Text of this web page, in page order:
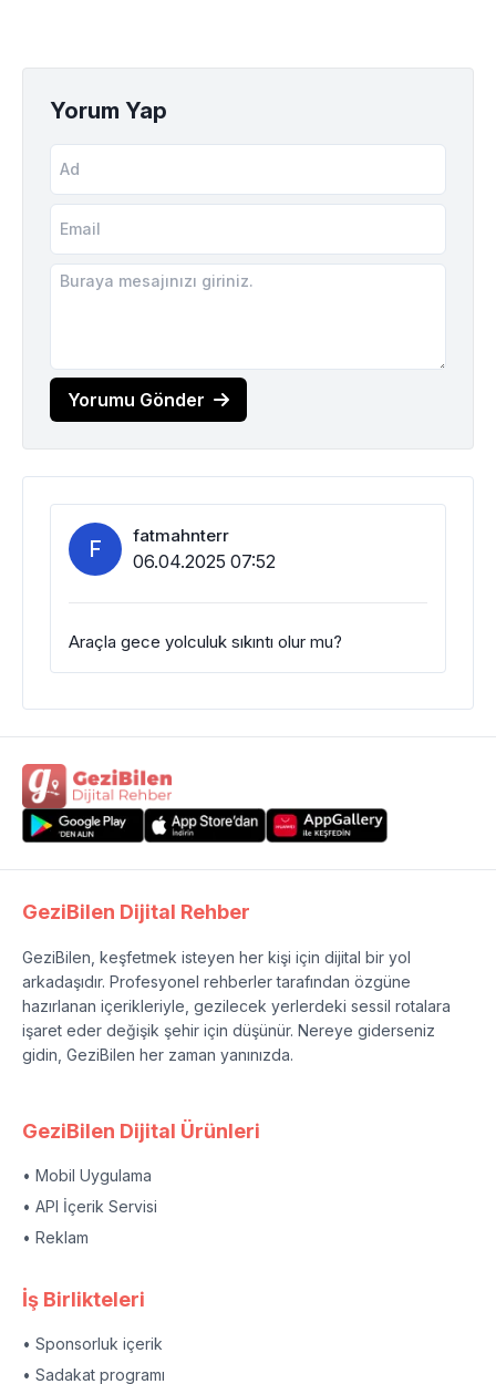
Yorum Yap
Yorumu Gönder
F fatmahnterr
06.04.2025 07:52
Araçla gece yolculuk sıkıntı olur mu?
GeziBilen Dijital Rehber
GeziBilen, keşfetmek isteyen her kişi için dijital bir yol
arkadaşıdır. Profesyonel rehberler tarafından özgüne
hazırlanan içerikleriyle, gezilecek yerlerdeki sessil rotalara
işaret eder değişik şehir için düşünür. Nereye giderseniz
gidin, GeziBilen her zaman yanınızda.
GeziBilen Dijital Ürünleri
• Mobil Uygulama
• API İçerik Servisi
• Reklam
İş Birlikteleri
• Sponsorluk içerik
• Sadakat programı